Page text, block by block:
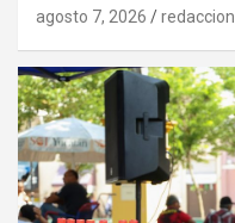
agosto 7, 2026 redaccion